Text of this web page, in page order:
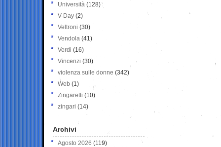
Università (128)
V-Day (2)
Veltroni (30)
Vendola (41)
Verdi (16)
Vincenzi (30)
violenza sulle donne (342)
Web (1)
Zingaretti (10)
zingari (14)
Archivi
Agosto 2026 (119)